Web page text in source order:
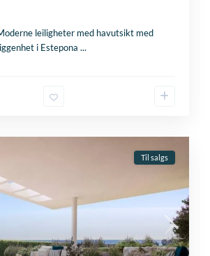
leiligheter med havutsikt med
i Estepona...
Til salgs